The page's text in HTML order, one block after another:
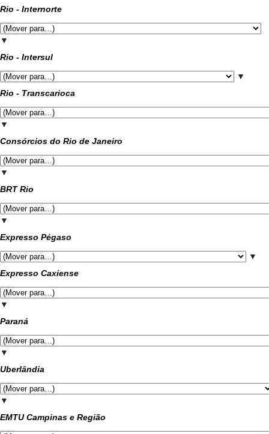
Rio - Internorte
▼
Rio - Intersul
▼
Rio - Transcarioca
▼
Consórcios do Rio de Janeiro
▼
BRT Rio
▼
Expresso Pégaso
▼
Expresso Caxiense
▼
Paraná
▼
Uberlândia
▼
EMTU Campinas e Região